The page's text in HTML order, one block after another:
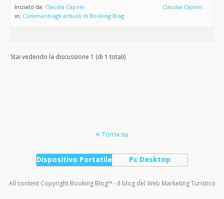
Iniziato da: Claudia Caponi
in: Commenti agli articoli di Booking Blog
Claudia Caponi
Stai vedendo la discussione 1 (di 1 totali)
Torna su
Dispositivo Portatile Pc Desktop
All content Copyright Booking Blog™ - Il blog del Web Marketing Turistico